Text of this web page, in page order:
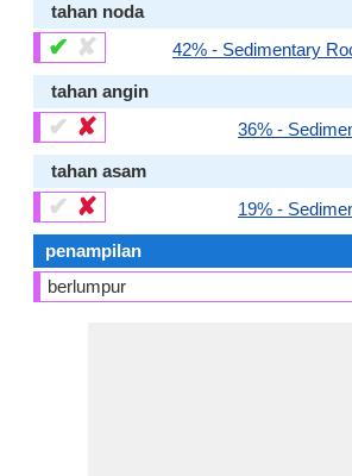
tahan noda
✔ ✘ 42% - Sedimentary
tahan angin
✔ ✘ 36% -
tahan asam
✔ ✘ 19% -
penampilan
berlumpur